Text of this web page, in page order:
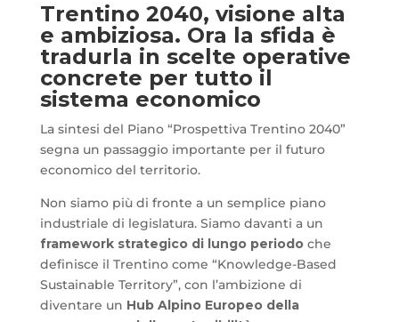
Trentino 2040, visione alta
e ambiziosa. Ora la sfida è
tradurla in scelte operative
concrete per tutto il
sistema economico
La sintesi del Piano “Prospettiva Trentino 2040”
segna un passaggio importante per il futuro
economico del territorio.
Non siamo più di fronte a un semplice piano
industriale di legislatura. Siamo davanti a un
framework strategico di lungo periodoche
definisce il Trentino come “Knowledge-Based
Sustainable Territory”, con l’ambizione di
diventare un Hub Alpino Europeo della